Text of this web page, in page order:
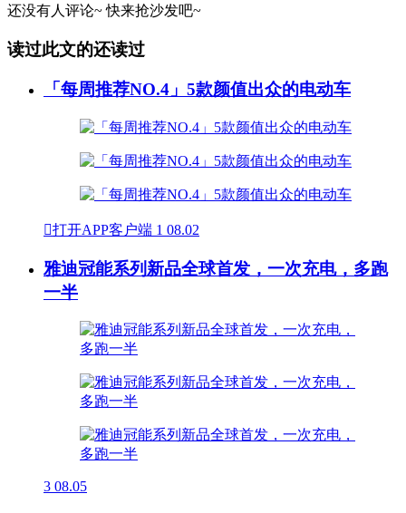
还没有人评论~ 快来抢沙发吧~
读过此文的还读过
「每周推荐NO.4」5款颜值出众的电动车
打开APP客户端 1 08.02
雅迪冠能系列新品全球首发，一次充电，多跑
一半
3 08.05